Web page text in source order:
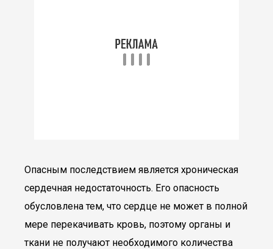
Опасным последствием является хроническая
сердечная недостаточность. Его опасность
обусловлена тем, что сердце не может в полной
мере перекачивать кровь, поэтому органы и
ткани не получают необходимого количества